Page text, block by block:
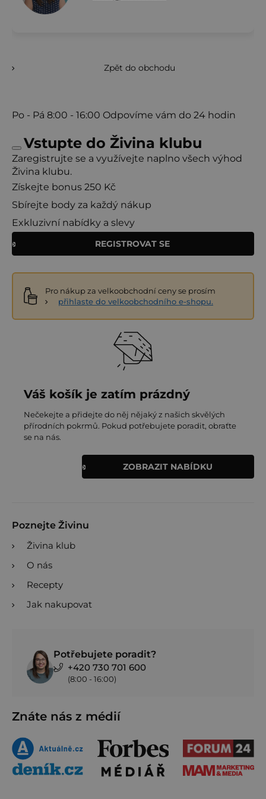
Autor receptu
Ondřej Dufek
Produktový manažer a šéfkuchař Živiny
Autor receptu
Dana Fráňová
markeťačka Lejaan, Kinoko
Bude vám také chutnat
Bude vám také chutnat
Jablka strouhejte nahrubo, buchta bude šťavnatější a
strukturovaná.
Špejli píchněte doprostřed: když vyjde suchá, je hotovo.
Krém roztírejte hned po dopečení, půjde to snadno a
Zpět do obchodu
Po - Pá 8:00 - 16:00 Odpovíme vám do 24 hodin
Vstupte do Živina klubu
Zaregistrujte se a využívejte naplno všech výhod
Živina klubu.
Získejte bonus 250 Kč
Sbírejte body za každý nákup
Exkluzivní nabídky a slevy
REGISTROVAT SE
Pro nákup za velkoobchodní ceny se prosím
přihlaste do velkoobchodního e-shopu.
Váš košík je zatím prázdný
Nečekejte a přidejte do něj nějaký z našich skvělých
přírodních pokrmů. Pokud potřebujete poradit, obraťte
se na nás.
ZOBRAZIT NABÍDKU
Poznejte Živinu
Živina klub
O nás
Recepty
Jak nakupovat
Potřebujete poradit?
+420 730 701 600
(8:00 - 16:00)
Znáte nás z médií